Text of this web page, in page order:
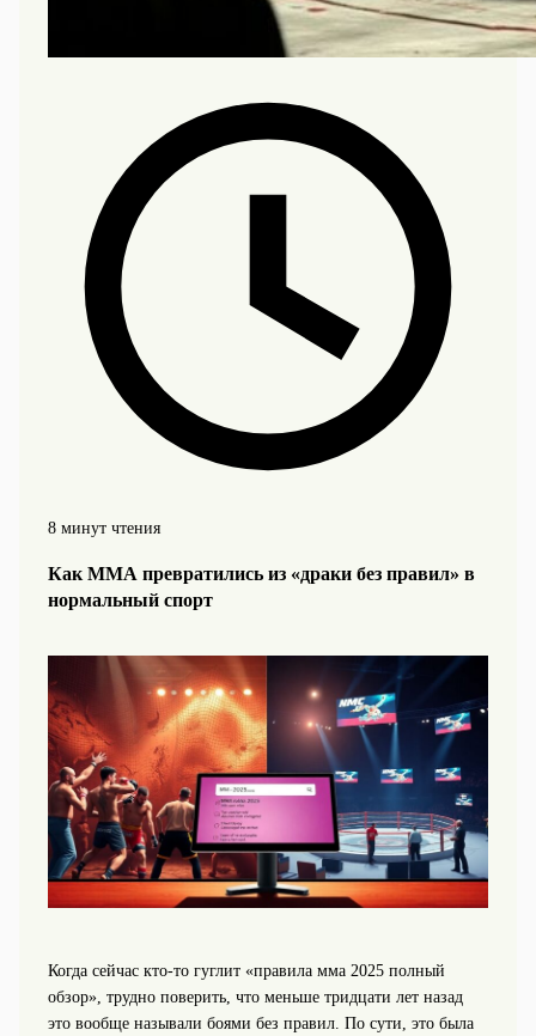
8 минут чтения
Как ММА превратились из «драки без правил» в
нормальный спорт
Когда сейчас кто‑то гуглит «правила мма 2025 полный
обзор», трудно поверить, что меньше тридцати лет назад
это вообще называли боями без правил. По сути, это была